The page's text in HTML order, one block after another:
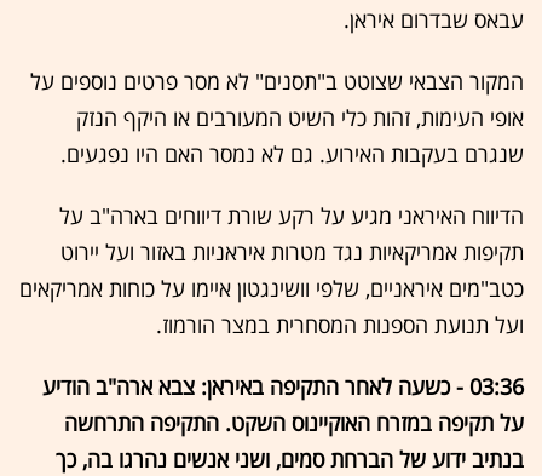
עבאס שבדרום איראן.
המקור הצבאי שצוטט ב"תסנים" לא מסר פרטים נוספים על
אופי העימות, זהות כלי השיט המעורבים או היקף הנזק
שנגרם בעקבות האירוע. גם לא נמסר האם היו נפגעים.
הדיווח האיראני מגיע על רקע שורת דיווחים בארה"ב על
תקיפות אמריקאיות נגד מטרות איראניות באזור ועל יירוט
כטב"מים איראניים, שלפי וושינגטון איימו על כוחות אמריקאים
ועל תנועת הספנות המסחרית במצר הורמוז.
03:36 - כשעה לאחר התקיפה באיראן: צבא ארה"ב הודיע
על תקיפה במזרח האוקיינוס השקט. התקיפה התרחשה
בנתיב ידוע של הברחת סמים, ושני אנשים נהרגו בה, כך